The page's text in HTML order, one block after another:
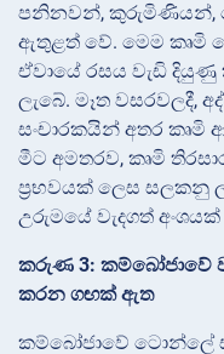
පනිනවන්, කුරුමිණියන්,
ඇතුළත් වේ. මෙම කෘමි
ඒවායේ රසය වැඩි
ලැබේ. මෑත වසරවලදී,
සංචාරකයින් අතර කෘමි
මීට අමතරව, කෘමි
ප්‍රභවයක් ලෙස සලකනු
උරුමයේ වැදගත්
කරුණ 3: කම්බෝජාවේ
කරන ගඟක් ඇත
කම්බෝජාවේ ටොන්ලේ